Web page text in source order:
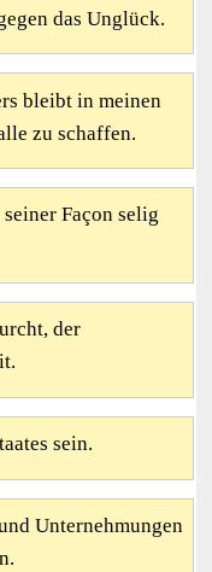
das Unglück.
bleibt in meinen
zu schaffen.
Façon selig
der
sein.
Unternehmungen